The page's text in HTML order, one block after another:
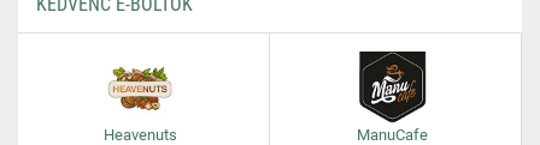
Heavenuts ManuCafe